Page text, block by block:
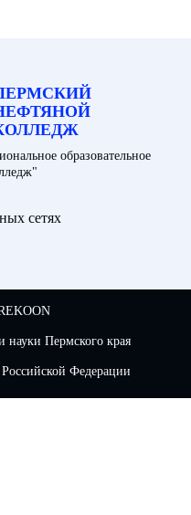
образовательное
сетях
науки Пермского края
Федерации